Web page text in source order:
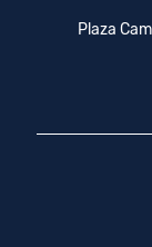
Plaza